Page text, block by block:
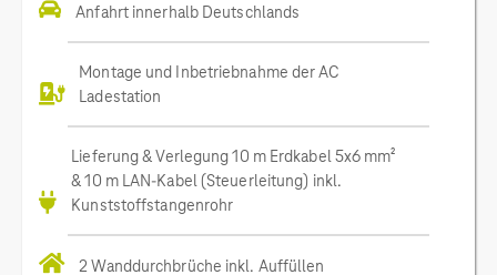
Anfahrt innerhalb Deutschlands
Montage und Inbetriebnahme der AC
Ladestation
Lieferung & Verlegung 10 m Erdkabel 5x6 mm²
& 10 m LAN-Kabel (Steuerleitung) inkl.
Kunststoffstangenrohr
2 Wanddurchbrüche inkl. Auffüllen